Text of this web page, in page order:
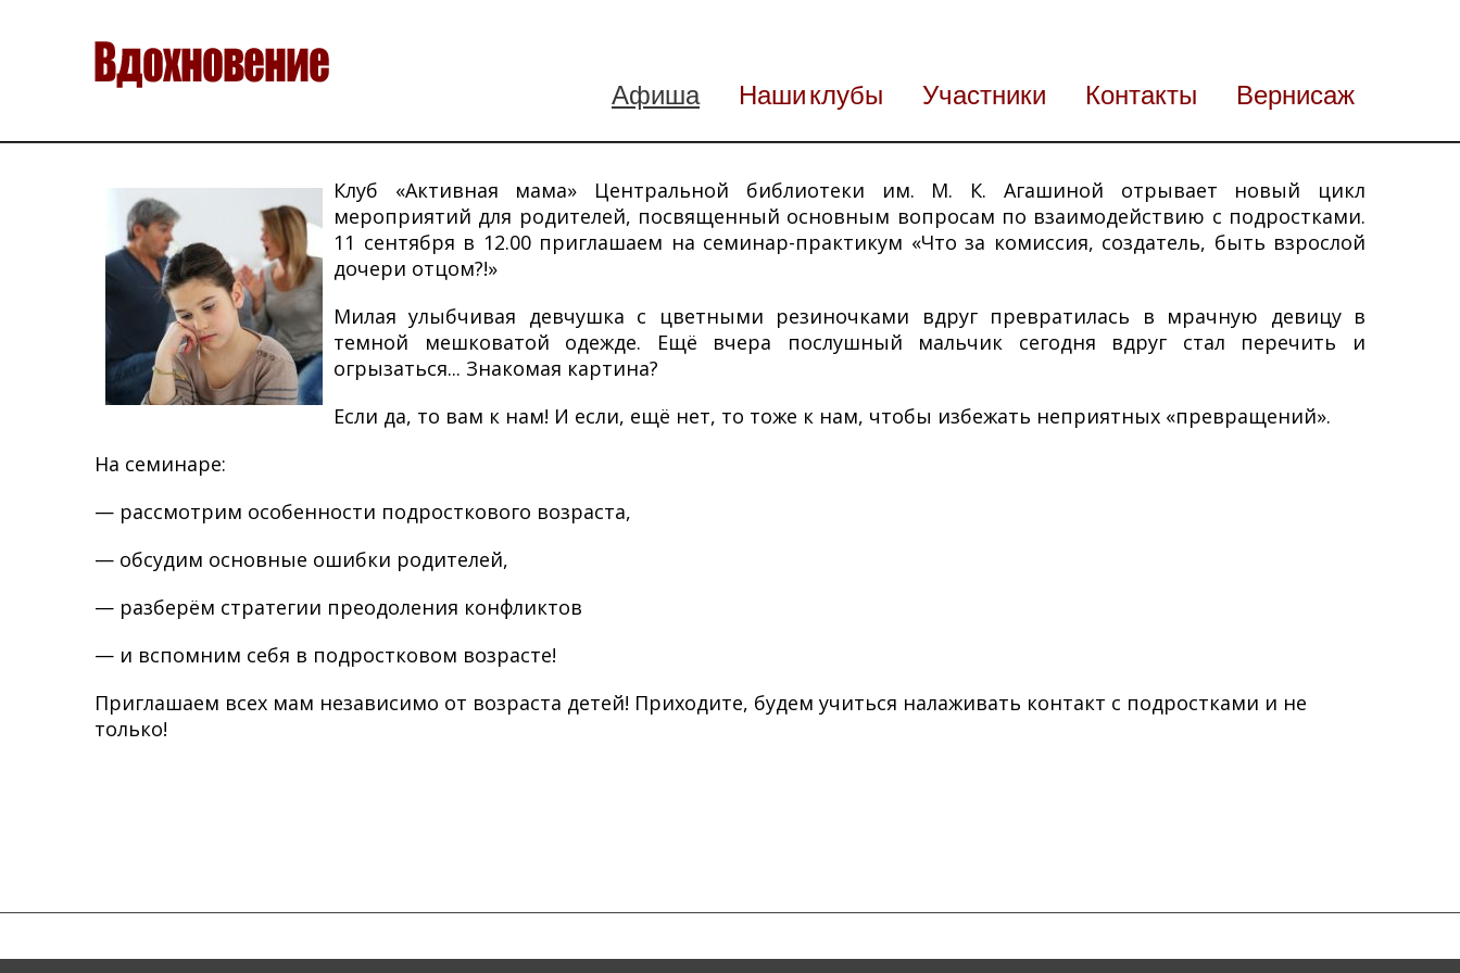
Афиша Наши клубы Участники Контакты Вернисаж
Клуб «Активная мама» Центральной библиотеки им. М. К. Агашиной отрывает новый цикл
мероприятий для родителей, посвященный основным вопросам по взаимодействию с подростками.
11 сентября в 12.00 приглашаем на семинар-практикум «Что за комиссия, создатель, быть взрослой
дочери отцом?!»
Милая улыбчивая девчушка с цветными резиночками вдруг превратилась в мрачную девицу в
темной мешковатой одежде. Ещё вчера послушный мальчик сегодня вдруг стал перечить и
огрызаться... Знакомая картина?
Если да, то вам к нам! И если, ещё нет, то тоже к нам, чтобы избежать неприятных «превращений».
На семинаре:
— рассмотрим особенности подросткового возраста,
— обсудим основные ошибки родителей,
— разберём стратегии преодоления конфликтов
— и вспомним себя в подростковом возрасте!
Приглашаем всех мам независимо от возраста детей! Приходите, будем учиться налаживать контакт с подростками и не
только!